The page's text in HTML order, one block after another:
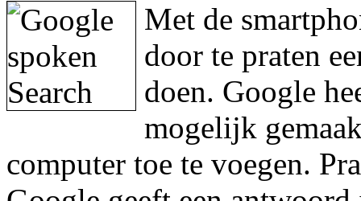
Met de
door te praten
doen. Google
mogelijk
computer toe te voegen.